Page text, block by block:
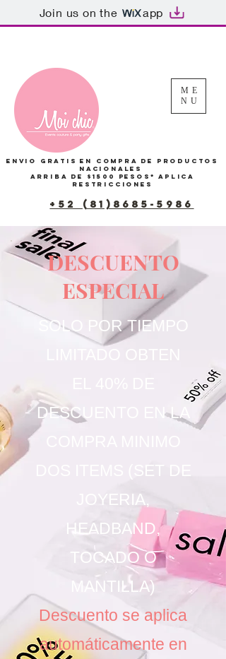
Join us on the app
ME
NU
Envio gratis en compra de productos
Nacionales
arriba de $1500 pesos*Aplica
restricciones
+52 (81)8685-5986
DESCUENTO
ESPECIAL
SOLO POR TIEMPO
DESCUENTO EN LA
DOS ITEMS (SET DE
JOYERIA,
HEADBAND,
TOCADO O
MANTILLA)
Descuento se aplica
automáticamente en